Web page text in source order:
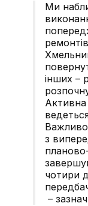
Ми
інших –
з
чотири
–